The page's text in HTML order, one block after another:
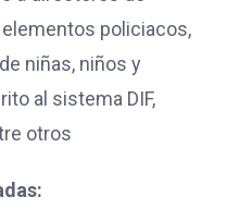
policiacos,
niñas, niños y
al sistema DIF,
otros